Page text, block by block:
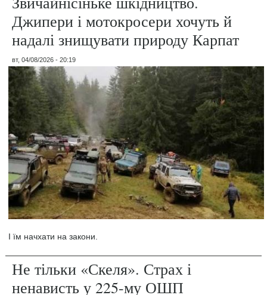
Джипери і мотокросери хочуть й
надалі знищувати природу Карпат
вт, 04/08/2026 - 20:19
І їм начхати на закони.
Не тільки «Скеля». Страх і
ненависть у 225-му ОШП